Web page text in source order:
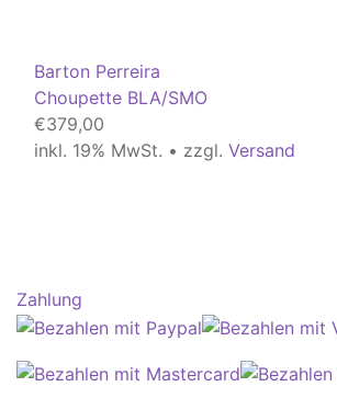
Barton Perreira
Choupette BLA/SMO
€379,00
inkl. 19% MwSt. • zzgl. Versand
Zahlung